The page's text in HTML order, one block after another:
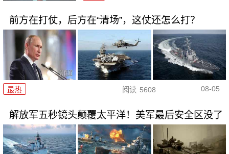
前方在打仗，后方在“清场”，这仗还怎么打？
最热 阅读 5608 08-05
解放军五秒镜头颠覆太平洋！美军最后安全区没了